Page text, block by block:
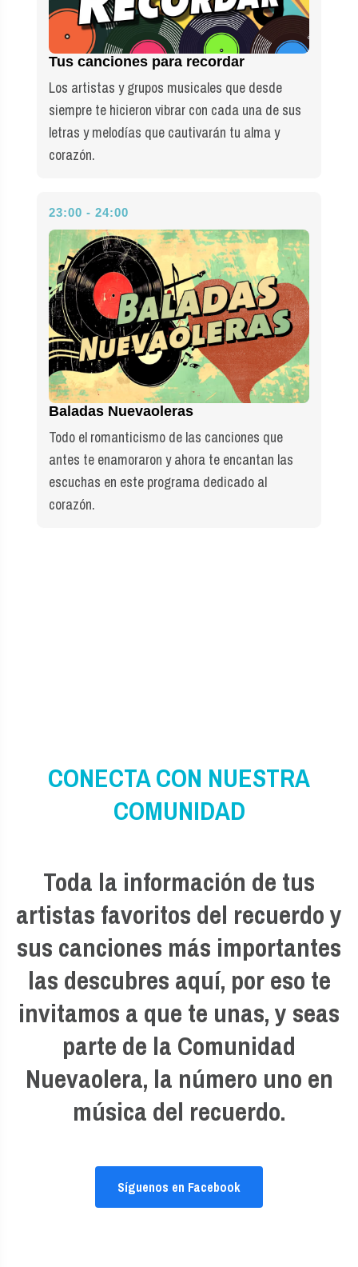
Tus canciones para recordar
Los artistas y grupos musicales que desde
siempre te hicieron vibrar con cada una de sus
letras y melodías que cautivarán tu alma y
corazón.
23:00 - 24:00
Baladas Nuevaoleras
Todo el romanticismo de las canciones que
antes te enamoraron y ahora te encantan las
escuchas en este programa dedicado al
corazón.
CONECTA CON NUESTRA
COMUNIDAD
Toda la información de tus
artistas favoritos del recuerdo y
sus canciones más importantes
las descubres aquí, por eso te
invitamos a que te unas, y seas
parte de la Comunidad
Nuevaolera, la número uno en
música del recuerdo.
Síguenos en Facebook